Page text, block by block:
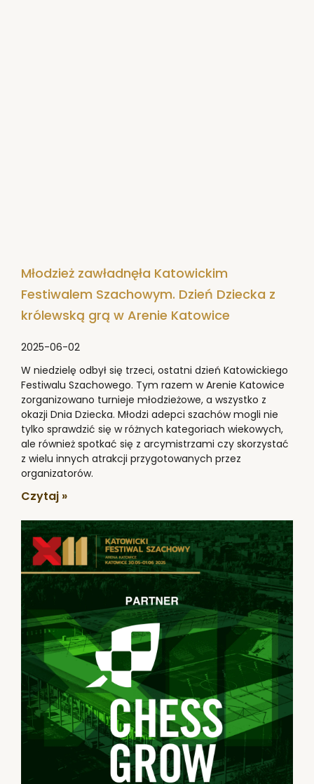
Młodzież zawładnęła Katowickim
Festiwalem Szachowym. Dzień Dziecka z
królewską grą w Arenie Katowice
2025-06-02
W niedzielę odbył się trzeci, ostatni dzień Katowickiego
Festiwalu Szachowego. Tym razem w Arenie Katowice
zorganizowano turnieje młodzieżowe, a wszystko z
okazji Dnia Dziecka. Młodzi adepci szachów mogli nie
tylko sprawdzić się w różnych kategoriach wiekowych,
ale również spotkać się z arcymistrzami czy skorzystać
z wielu innych atrakcji przygotowanych przez
organizatorów.
Czytaj »